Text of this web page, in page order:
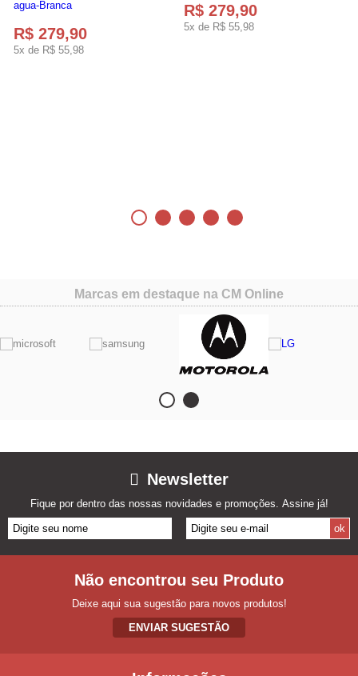
R$ 279,90
5x de R$ 55,98
R$ 279,90
5x de R$ 55,98
Marcas em destaque na CM Online
Newsletter
Fique por dentro das nossas novidades e promoções. Assine já!
Não encontrou seu Produto
Deixe aqui sua sugestão para novos produtos!
ENVIAR SUGESTÃO